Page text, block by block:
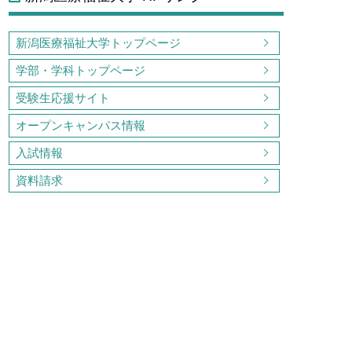
新潟医療福祉大学トップページ
学部・学科トップページ
受験生応援サイト
オープンキャンパス情報
入試情報
資料請求